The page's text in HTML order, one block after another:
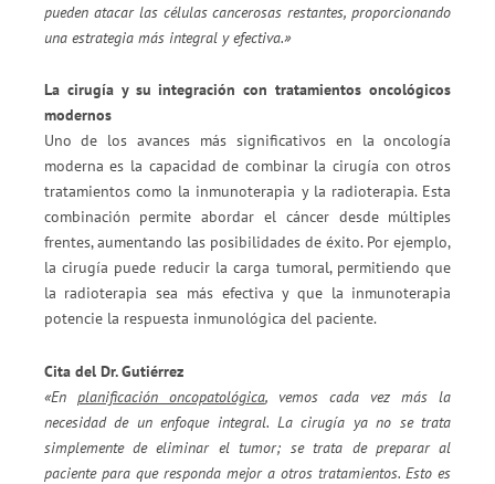
pueden atacar las células cancerosas restantes, proporcionando
una estrategia más integral y efectiva.»
La cirugía y su integración con tratamientos oncológicos
modernos
Uno de los avances más significativos en la oncología
moderna es la capacidad de combinar la cirugía con otros
tratamientos como la inmunoterapia y la radioterapia. Esta
combinación permite abordar el cáncer desde múltiples
frentes, aumentando las posibilidades de éxito. Por ejemplo,
la cirugía puede reducir la carga tumoral, permitiendo que
la radioterapia sea más efectiva y que la inmunoterapia
potencie la respuesta inmunológica del paciente.
Cita del Dr. Gutiérrez
«En planificación oncopatológica, vemos cada vez más la
necesidad de un enfoque integral. La cirugía ya no se trata
simplemente de eliminar el tumor; se trata de preparar al
paciente para que responda mejor a otros tratamientos. Esto es